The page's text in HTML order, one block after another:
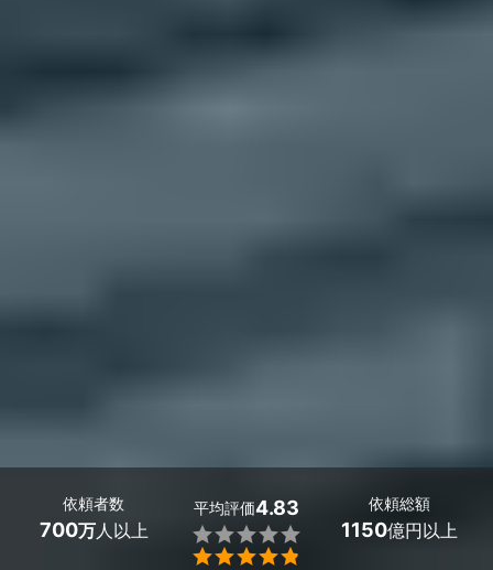
依頼者数
700万人以上
平均評価4.83


依頼総額
1150億円以上